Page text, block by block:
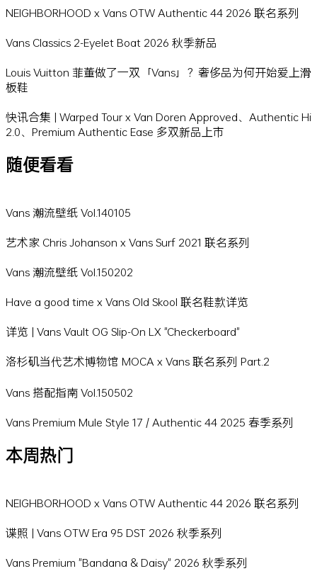
NEIGHBORHOOD x Vans OTW Authentic 44 2026 联名系列
Vans Classics 2-Eyelet Boat 2026 秋季新品
Louis Vuitton 菲董做了一双「Vans」？奢侈品为何开始爱上滑
板鞋
快讯合集 | Warped Tour x Van Doren Approved、Authentic Hi
2.0、Premium Authentic Ease 多双新品上市
随便看看
Vans 潮流壁纸 Vol.140105
艺术家 Chris Johanson x Vans Surf 2021 联名系列
Vans 潮流壁纸 Vol.150202
Have a good time x Vans Old Skool 联名鞋款详览
详览 | Vans Vault OG Slip-On LX "Checkerboard"
洛杉矶当代艺术博物馆 MOCA x Vans 联名系列 Part.2
Vans 搭配指南 Vol.150502
Vans Premium Mule Style 17 / Authentic 44 2025 春季系列
本周热门
NEIGHBORHOOD x Vans OTW Authentic 44 2026 联名系列
谍照 | Vans OTW Era 95 DST 2026 秋季系列
Vans Premium "Bandana & Daisy" 2026 秋季系列